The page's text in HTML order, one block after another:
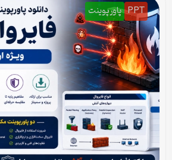
PPT پاورپوینت